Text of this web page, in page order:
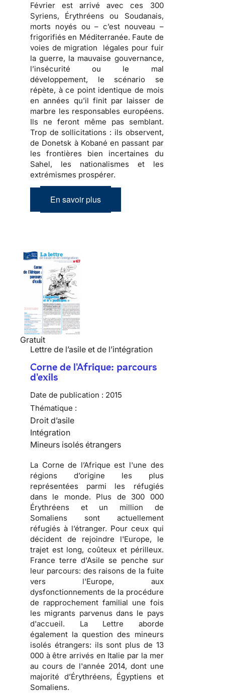
Février est arrivé avec ces 300
Syriens, Érythréens ou Soudanais,
morts noyés ou – c’est nouveau –
frigorifiés en Méditerranée. Faute de
voies de migration légales pour fuir
la guerre, la mauvaise gouvernance,
l’insécurité ou le mal
développement, le scénario se
répète, à ce point identique de mois
en années qu’il finit par laisser de
marbre les responsables européens.
Ils ne feront même pas semblant.
Trop de sollicitations : ils observent,
de Donetsk à Kobané en passant par
les frontières bien incertaines du
Sahel, les nationalismes et les
extrémismes prospérer.
En savoir plus
Gratuit
Lettre de l’asile et de l’intégration
Corne de l'Afrique: parcours
d'exils
Date de publication : 2015
Thématique :
Droit d’asile
Intégration
Mineurs isolés étrangers
La Corne de l’Afrique est l'une des
régions d’origine les plus
représentées parmi les réfugiés
dans le monde. Plus de 300 000
Érythréens et un million de
Somaliens sont actuellement
réfugiés à l’étranger. Pour ceux qui
décident de rejoindre l'Europe, le
trajet est long, coûteux et périlleux.
France terre d'Asile se penche sur
leur parcours: des raisons de la fuite
vers l'Europe, aux
dysfonctionnements de la procédure
de rapprochement familial une fois
les migrants parvenus dans le pays
d'accueil. La Lettre aborde
également la question des mineurs
isolés étrangers: ils sont plus de 13
000 à être arrivés en Italie par la mer
au cours de l'année 2014, dont une
majorité d’Érythréens, Égyptiens et
Somaliens.